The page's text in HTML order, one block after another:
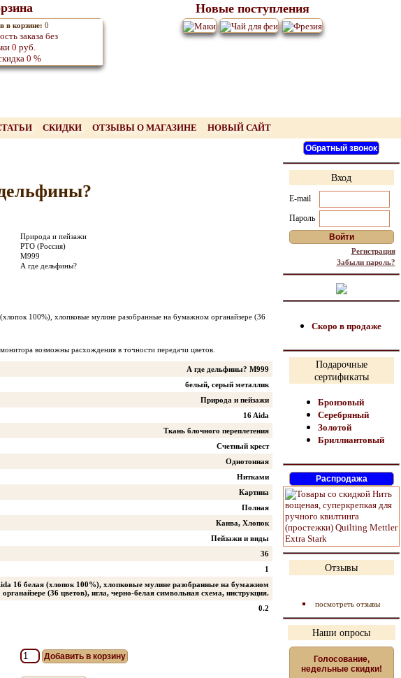
в корзине: 0
заказа без
0 руб.
0 %
Новые поступления
СКИДКИ ОТЗЫВЫ О МАГАЗИНЕ НОВЫЙ САЙТ
Природа и пейзажи
РТО (Россия)
M999
А где дельфины?
100%), хлопковые мулине разобранные на бумажном органайзере (36
возможны расхождения в точности передачи цветов.
А где дельфины? M999
белый, серый металлик
Природа и пейзажи
16 Aida
Ткань блочного переплетения
Счетный крест
Однотонная
Нитками
Картина
Полная
Канва, Хлопок
Пейзажи и виды
36
1
16 белая (хлопок 100%), хлопковые мулине разобранные на бумажном
органайзере (36 цветов), игла, черно-белая символьная схема, инструкция.
0.2
Вход
E-mail
Пароль
Регистрация
Забыли пароль?
Скоро в продаже
Подарочные
сертификаты
Бронзовый
Серебряный
Золотой
Бриллиантовый
Отзывы
посмотреть отзывы
Наши опросы
Голосование,
недельные скидки!